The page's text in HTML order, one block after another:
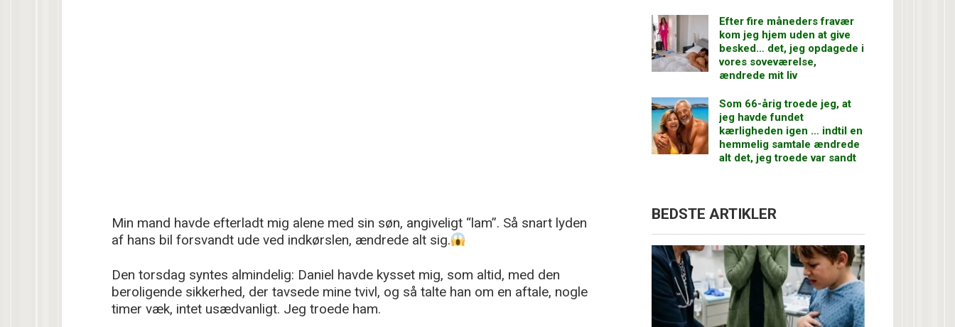
Min mand havde efterladt mig alene med sin søn, angiveligt “lam”. Så snart lyden
af hans bil forsvandt ude ved indkørslen, ændrede alt sig.
Den torsdag syntes almindelig: Daniel havde kysset mig, som altid, med den
beroligende sikkerhed, der tavsede mine tvivl, og så talte han om en aftale, nogle
timer væk, intet usædvanligt. Jeg troede ham.
Efter fire måneders fravær
kom jeg hjem uden at give
besked… det, jeg opdagede i
vores soveværelse,
ændrede mit liv
Som 66-årig troede jeg, at
jeg havde fundet
kærligheden igen … indtil en
hemmelig samtale ændrede
alt det, jeg troede var sandt
BEDSTE ARTIKLER